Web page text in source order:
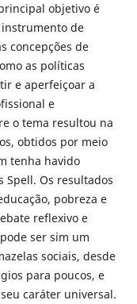
objetivo é
instrumento de
concepções de
as políticas
e aperfeiçoar a
e
o tema resultou na
obtidos por meio
tenha havido
Os resultados
pobreza e
reflexivo e
ser sim um
sociais, desde
para poucos, e
caráter universal.